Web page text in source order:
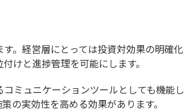
。経営層にとっては投資対効果の明確化
けと進捗管理を可能にします。
ミュニケーションツールとしても機能し
の実効性を高める効果があります。